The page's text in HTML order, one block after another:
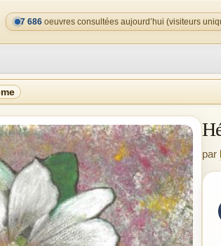
7 686 oeuvres consultées aujourd’hui (visiteurs
par